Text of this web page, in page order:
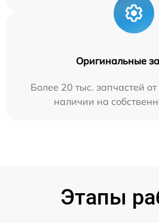
Оригинальные
Более 20 тыс. запчастей
наличии на
Этапы